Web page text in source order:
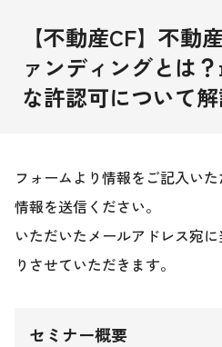
【不動産CF】不動
ァンディングとは
な許認可について
フォームより情報をご記入い
情報を送信ください。
いただいたメールアドレス宛
りさせていただきます。
セミナー概要